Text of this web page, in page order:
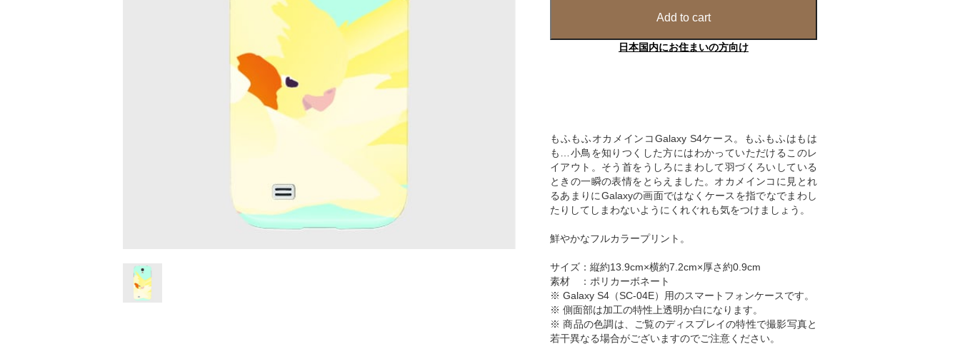
Add to cart
日本国内にお住まいの方向け
もふもふオカメインコGalaxy S4ケース。もふもふはもは
も…小鳥を知りつくした方にはわかっていただけるこのレ
イアウト。そう首をうしろにまわして羽づくろいしている
ときの一瞬の表情をとらえました。オカメインコに見とれ
るあまりにGalaxyの画面ではなくケースを指でなでまわし
たりしてしまわないようにくれぐれも気をつけましょう。
鮮やかなフルカラープリント。
サイズ：縦約13.9cm×横約7.2cm×厚さ約0.9cm
素材 ：ポリカーボネート
※ Galaxy S4（SC-04E）用のスマートフォンケースです。
※ 側面部は加工の特性上透明か白になります。
※ 商品の色調は、ご覧のディスプレイの特性で撮影写真と
若干異なる場合がございますのでご注意ください。